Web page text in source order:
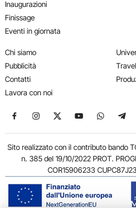
Inaugurazioni
Finissage
Eventi in giornata
Chi siamo
Pubblicità
Contatti
Lavora con noi
Travel
Seguici su Facebook
Seguici su Instagram
Seguici su X
Seguici su
Seguici
Sito realizzato con il contributo bando
n. 385 del 19/10/2022 PROT.
COR15906233